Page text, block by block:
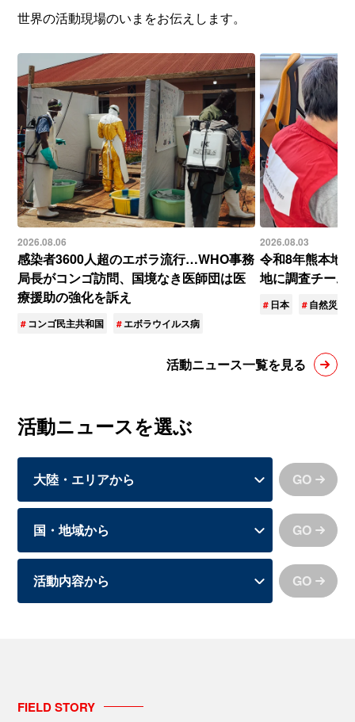
世界の活動現場のいまをお伝えします。
2026.08.06
感染者3600人超のエボラ流行…WHO事務
局長がコンゴ訪問、国境なき医師団は医
療援助の強化を訴え
コンゴ民主共和国 エボラウイルス病
2026.08.03
令和8年熊本地
地に調査チーム
日本 自然災害
活動ニュース一覧を見る
活動ニュースを選ぶ
GO
GO
GO
FIELDSTORY